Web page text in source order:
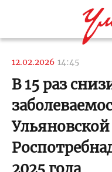
12.02.2026 14:45
В 15 раз